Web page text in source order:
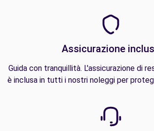
Assicurazione
Guida con tranquillità. L'assicurazione di
è inclusa in tutti i nostri noleggi per